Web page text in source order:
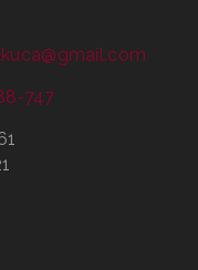
747